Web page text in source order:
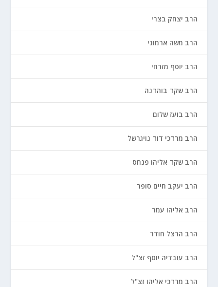
הרב יצחק בצרי
הרב משה ארמוני
הרב יוסף מזרחי
הרב שקד בוהדנה
הרב בועז שלום
הרב מרדכי דוד נויגרשל
הרב שקד אליהו פנחס
הרב יעקב חיים סופר
הרב אליהו עמר
הרב הרצל חודר
הרב עובדיה יוסף זצ"ל
הרב מרדכי אליהו זצ"ל